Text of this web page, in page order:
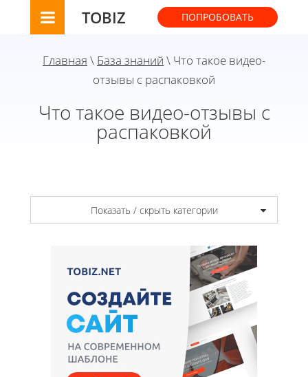
TOBIZ ПОПРОБОВАТЬ
Главная \ База знаний \ Что такое видео-
отзывы с распаковкой
Что такое видео-отзывы с
распаковкой
Показать / скрыть категории